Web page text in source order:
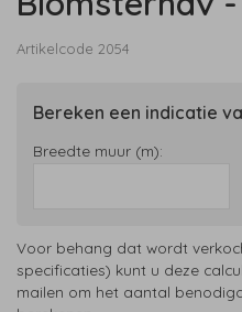
Artikelcode 2054
Bereken een indicatie
Breedte muur (m):
Voor behang dat wordt
specificaties) kunt u deze
mailen om het aantal